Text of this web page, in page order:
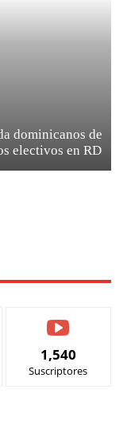
dominicanos de
electivos en RD
1,540
Suscriptores